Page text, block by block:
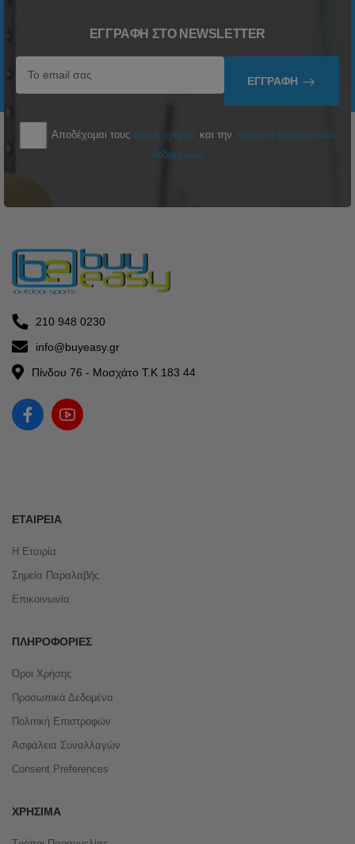
ΕΓΓΡΑΦΉ ΣΤΟ NEWSLETTER
ΕΓΓΡΑΦΉ
Αποδέχομαι τους όρους χρήσης και την πολιτική προσωπικών
δεδομένων
210 948 0230
info@buyeasy.gr
Πίνδου 76 - Μοσχάτο Τ.Κ 183 44
ΕΤΑΙΡΕΊΑ
Η Εταιρία
Σημεία Παραλαβής
Επικοινωνία
ΠΛΗΡΟΦΟΡΊΕΣ
Όροι Χρήσης
Προσωπικά Δεδομένα
Πολιτική Επιστροφών
Ασφάλεια Συναλλαγών
Consent Preferences
ΧΡΉΣΙΜΑ